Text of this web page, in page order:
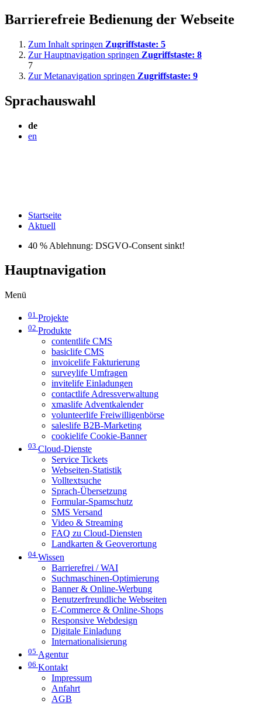
Barrierefreie Bedienung der Webseite
Zum Inhalt springen Zugriffstaste: 5
Zur Hauptnavigation springen Zugriffstaste: 8
7
Zur Metanavigation springen Zugriffstaste: 9
Sprachauswahl
de
en
Startseite
Aktuell
40 % Ablehnung: DSGVO-Consent sinkt!
Hauptnavigation
Menü
01 Projekte
02 Produkte
contentlife CMS
basiclife CMS
invoicelife Fakturierung
surveylife Umfragen
invitelife Einladungen
contactlife Adressverwaltung
xmaslife Adventkalender
volunteerlife Freiwilligenbörse
saleslife B2B-Marketing
cookielife Cookie-Banner
03 Cloud-Dienste
Service Tickets
Webseiten-Statistik
Volltextsuche
Sprach-Übersetzung
Formular-Spamschutz
SMS Versand
Video & Streaming
FAQ zu Cloud-Diensten
Landkarten & Geoverortung
04 Wissen
Barrierefrei / WAI
Suchmaschinen-Optimierung
Banner & Online-Werbung
Benutzerfreundliche Webseiten
E-Commerce & Online-Shops
Responsive Webdesign
Digitale Einladung
Internationalisierung
05 Agentur
06 Kontakt
Impressum
Anfahrt
AGB